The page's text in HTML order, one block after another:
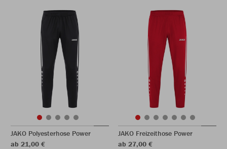
JAKO Polyesterhose Power
ab 21,00 €
JAKO Freizeithose Power
ab 27,00 €